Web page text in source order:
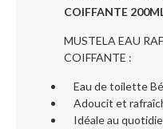
COIFFANTE
MUSTELA EAU
COIFFANTE :
Eau de toilette
Adoucit et
Idéale au